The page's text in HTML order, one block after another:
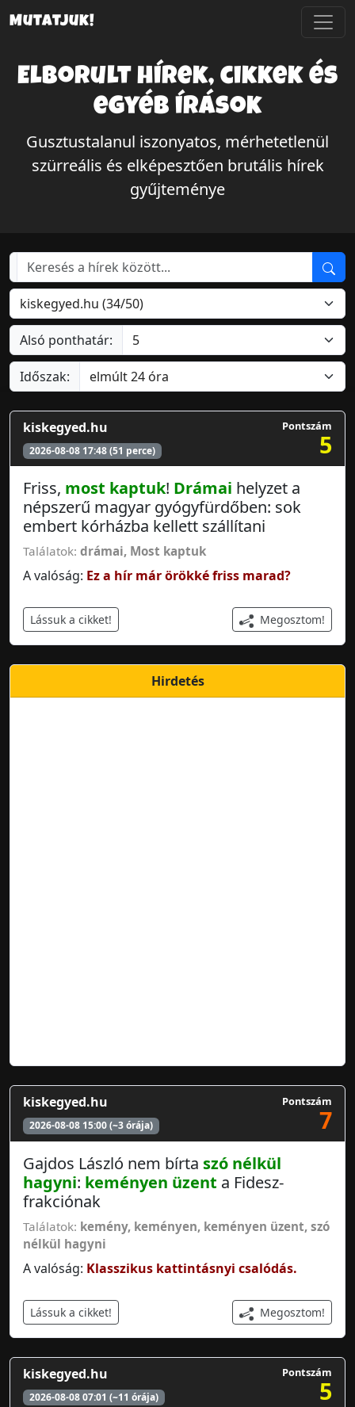
Mutatjuk!
Elborult hírek, cikkek és
egyéb írások
Gusztustalanul iszonyatos, mérhetetlenül
szürreális és elképesztően brutális hírek
gyűjteménye
Alsó ponthatár:
Időszak:
kiskegyed.hu
2026-08-08 17:48 (51 perce)
Pontszám
5
Friss, most kaptuk! Drámai helyzet a
népszerű magyar gyógyfürdőben: sok
embert kórházba kellett szállítani
Találatok: drámai, Most kaptuk
A valóság: Ez a hír már örökké friss marad?
Lássuk a cikket! Megosztom!
Hirdetés
kiskegyed.hu
2026-08-08 15:00 (~3 órája)
Pontszám
7
Gajdos László nem bírta szó nélkül
hagyni: keményen üzent a Fidesz-
frakciónak
Találatok: kemény, keményen, keményen üzent, szó
nélkül hagyni
A valóság: Klasszikus kattintásnyi csalódás.
Lássuk a cikket! Megosztom!
kiskegyed.hu
2026-08-08 07:01 (~11 órája)
Pontszám
5